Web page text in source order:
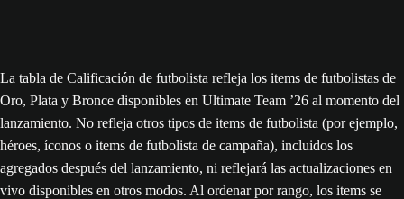
La tabla de Calificación de futbolista refleja los items de futbolistas de
Oro, Plata y Bronce disponibles en Ultimate Team ’26 al momento del
lanzamiento. No refleja otros tipos de items de futbolista (por ejemplo,
héroes, íconos o items de futbolista de campaña), incluidos los
agregados después del lanzamiento, ni reflejará las actualizaciones en
vivo disponibles en otros modos. Al ordenar por rango, los items se